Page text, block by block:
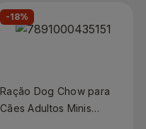
-18%
Ração Dog Chow para
Cães Adultos Minis